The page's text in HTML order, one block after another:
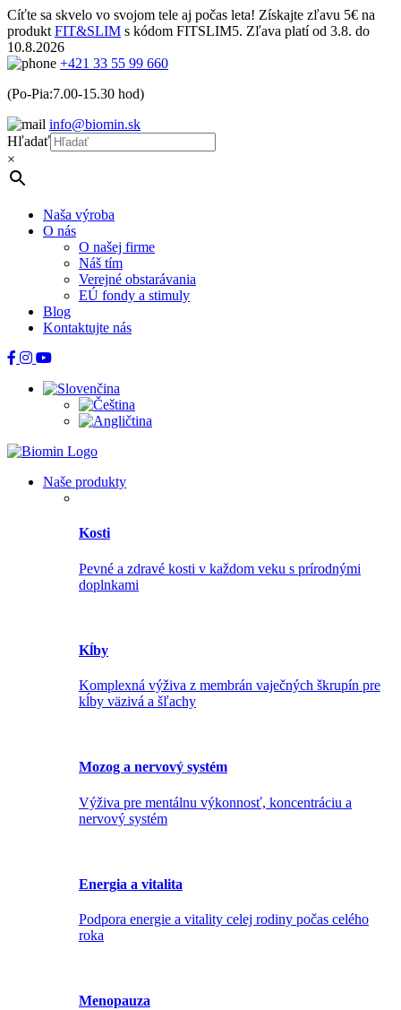
Cíťte sa skvelo vo svojom tele aj počas leta! Získajte zľavu 5€ na
produkt FIT&SLIM s kódom FITSLIM5. Zľava platí od 3.8. do
10.8.2026
+421 33 55 99 660
(Po-Pia:7.00-15.30 hod)
info@biomin.sk
Hľadať
×
Naša výroba
O nás
O našej firme
Náš tím
Verejné obstarávania
EÚ fondy a stimuly
Blog
Kontaktujte nás
Naše produkty
Kosti
Pevné a zdravé kosti v každom veku s prírodnými
doplnkami
Kĺby
Komplexná výživa z membrán vaječných škrupín pre
kĺby väzivá a šľachy
Mozog a nervový systém
Výživa pre mentálnu výkonnosť, koncentráciu a
nervový systém
Energia a vitalita
Podpora energie a vitality celej rodiny počas celého
roka
Menopauza